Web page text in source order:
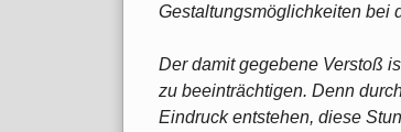
Gestaltungsmöglichkeiten bei
Der damit gegebene Verstoß
zu beeinträchtigen. Denn
Eindruck entstehen, diese